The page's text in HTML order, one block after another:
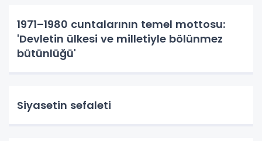
1971–1980 cuntalarının temel mottosu:
'Devletin ülkesi ve milletiyle bölünmez
bütünlüğü'
Siyasetin sefaleti